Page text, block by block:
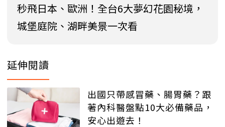
秒飛日本、歐洲！全台6大夢幻花園秘境，
城堡庭院、湖畔美景一次看
延伸閱讀
出國只帶感冒藥、腸胃藥？跟
著內科醫盤點10大必備藥品，
安心出遊去！